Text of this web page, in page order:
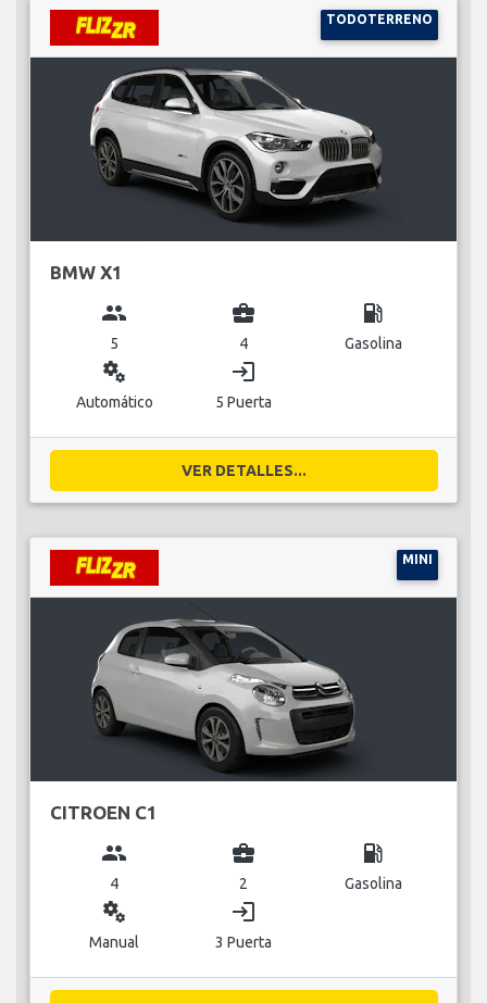
TODOTERRENO
BMW X1
group
5
business_center
4
local_gas_station
Gasolina
miscellaneous_services
Automático
login
5 Puerta
VER DETALLES...
MINI
CITROEN C1
group
4
business_center
2
local_gas_station
Gasolina
miscellaneous_services
Manual
login
3 Puerta